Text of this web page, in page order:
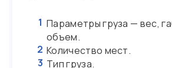
1 Параметры груза — вес,
объем.
2 Количество мест.
3 Тип груза.